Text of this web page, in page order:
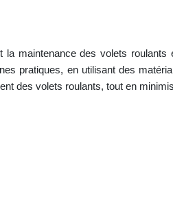
la maintenance des volets
pratiques, en utilisant des
des volets roulants, tout en